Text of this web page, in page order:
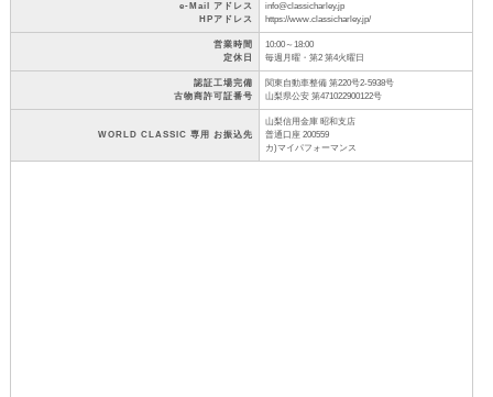
e-Mail アドレス
HPアドレス
info@classicharley.jp
https://www.classicharley.jp/
営業時間
定休日
10:00～18:00
毎週月曜・第2 第4火曜日
認証工場完備
古物商許可証番号
関東自動車整備 第220号2-5938号
山梨県公安 第471022900122号
WORLD CLASSIC 専用 お振込先
山梨信用金庫 昭和支店
普通口座 200559
カ)マイパフォーマンス